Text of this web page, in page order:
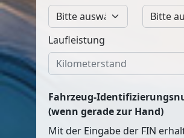
Laufleistung
Fahrzeug-
(wenn gerade zur Hand)
Mit der Eingabe der FIN